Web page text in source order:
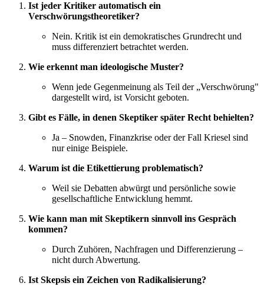
Ist jeder Kritiker automatisch ein
Verschwörungstheoretiker?
Nein. Kritik ist ein demokratisches Grundrecht und
muss differenziert betrachtet werden.
Wie erkennt man ideologische Muster?
Wenn jede Gegenmeinung als Teil der „Verschwörung"
dargestellt wird, ist Vorsicht geboten.
Gibt es Fälle, in denen Skeptiker später Recht behielten?
Ja – Snowden, Finanzkrise oder der Fall Kriesel sind
nur einige Beispiele.
Warum ist die Etikettierung problematisch?
Weil sie Debatten abwürgt und persönliche sowie
gesellschaftliche Entwicklung hemmt.
Wie kann man mit Skeptikern sinnvoll ins Gespräch
kommen?
Durch Zuhören, Nachfragen und Differenzierung –
nicht durch Abwertung.
Ist Skepsis ein Zeichen von Radikalisierung?